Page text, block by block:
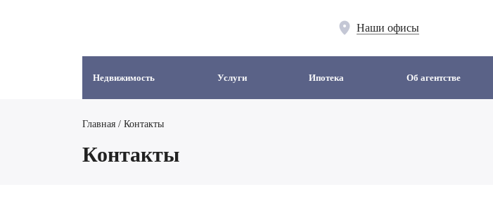
Наши офисы
Недвижимость Услуги Ипотека Об агентстве
Главная / Контакты
Контакты